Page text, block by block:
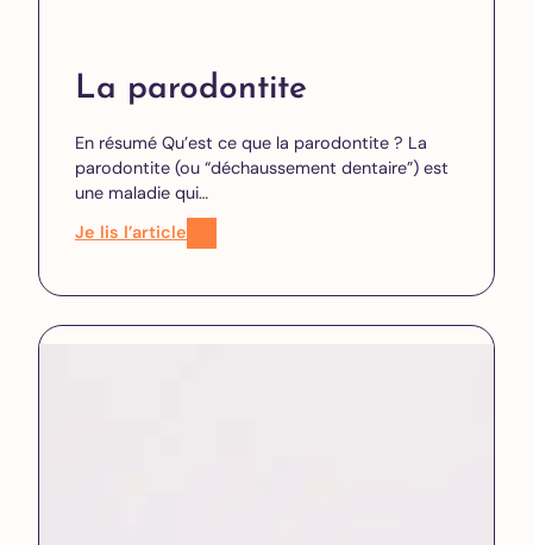
La parodontite
En résumé Qu’est ce que la parodontite ? La
parodontite (ou “déchaussement dentaire”) est
une maladie qui…
Je lis l’article